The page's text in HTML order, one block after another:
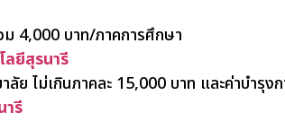
ม 4,000 บาท/ภาคการศึกษา
ยีสุรนารี
ย ไม่เกินภาคละ 15,000 บาท และค่าบำรุ
ารี